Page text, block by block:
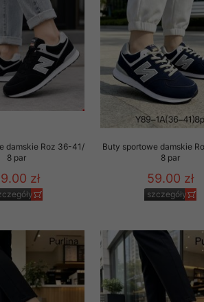
damskie Roz 36-41/
8 par
zł
Buty sportowe damskie
8 par
59.00 zł
szczegóły
Klientom jedynie wówczas, gdy wyrazili
jeżeli potwierdzi wyraźnie
newslettera o aktualnych promocjach,
oferty naszego Sklepu.
się do ochrony Państwa prywatności,